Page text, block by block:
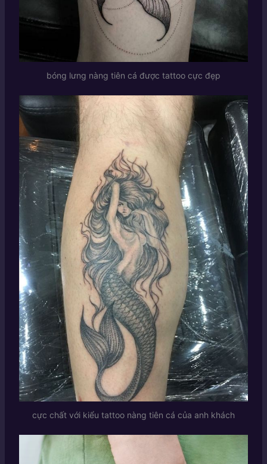
bóng lưng nàng tiên cá được tattoo cực đẹp
cực chất với kiểu tattoo nàng tiên cá của anh khách